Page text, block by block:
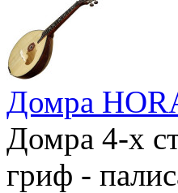
Домра
Домра 4-х
гриф -